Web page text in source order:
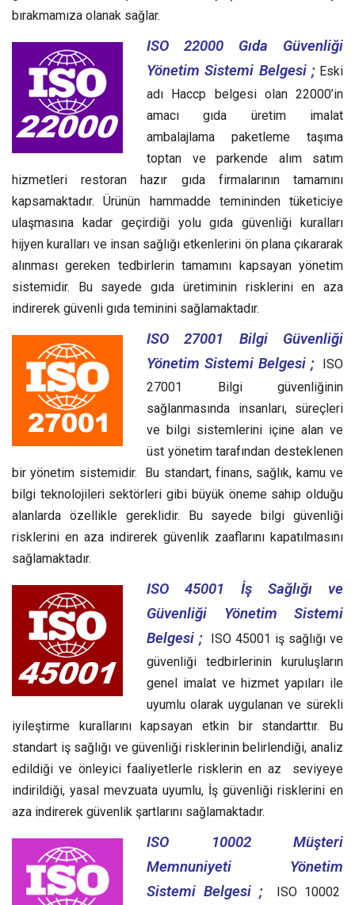
bırakmamıza olanak sağlar.
ISO 22000 Gıda Güvenliği
Yönetim Sistemi Belgesi ; Eski
adı Haccp belgesi olan 22000’in
amacı gıda üretim imalat
ambalajlama paketleme taşıma
toptan ve parkende alım satım
hizmetleri restoran hazır gıda firmalarının tamamını
kapsamaktadır. Ürünün hammadde temininden tüketiciye
ulaşmasına kadar geçirdiği yolu gıda güvenliği kuralları
hijyen kuralları ve insan sağlığı etkenlerini ön plana çıkararak
alınması gereken tedbirlerin tamamını kapsayan yönetim
sistemidir. Bu sayede gıda üretiminin risklerini en aza
indirerek güvenli gıda teminini sağlamaktadır.
ISO 27001 Bilgi Güvenliği
Yönetim Sistemi Belgesi ;
ISO
27001 Bilgi güvenliğinin
sağlanmasında insanları, süreçleri
ve bilgi sistemlerini içine alan ve
üst yönetim tarafından desteklenen
bir yönetim sistemidir. Bu standart, finans, sağlık, kamu ve
bilgi teknolojileri sektörleri gibi büyük öneme sahip olduğu
alanlarda özellikle gereklidir. Bu sayede bilgi güvenliği
risklerini en aza indirerek güvenlik zaaflarını kapatılmasını
sağlamaktadır.
ISO 45001 İş Sağlığı ve
Güvenliği Yönetim Sistemi
Belgesi ;
ISO 45001 iş sağlığı ve
güvenliği tedbirlerinin kuruluşların
genel imalat ve hizmet yapıları ile
uyumlu olarak uygulanan ve sürekli
iyileştirme kurallarını kapsayan etkin bir standarttır.
Bu
standart iş sağlığı ve güvenliği risklerinin belirlendiği, analiz
edildiği ve önleyici faaliyetlerle risklerin en az seviyeye
indirildiği, yasal mevzuata uyumlu, İş güvenliği risklerini en
aza indirerek güvenlik şartlarını sağlamaktadır.
ISO 10002 Müşteri
Memnuniyeti Yönetim
Sistemi Belgesi ;
ISO 10002